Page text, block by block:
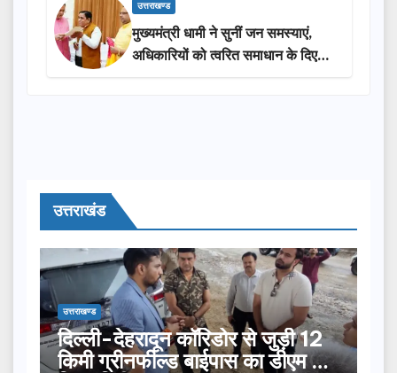
उत्तराखण्ड
मुख्यमंत्री धामी ने सुनीं जन समस्याएं,
अधिकारियों को त्वरित समाधान के दिए
निर्देश
उत्तराखंड
उत्तराखण्ड
दिल्ली-देहरादून कॉरिडोर से जुड़ी 12
किमी ग्रीनफील्ड बाईपास का डीएम ने